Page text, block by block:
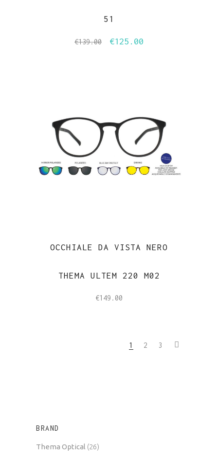
51
€139.00
Il
€125.00
OCCHIALE DA VISTA NERO
THEMA ULTEM 220 M02
€149.00
1 2 3
BRAND
Thema Optical (26)